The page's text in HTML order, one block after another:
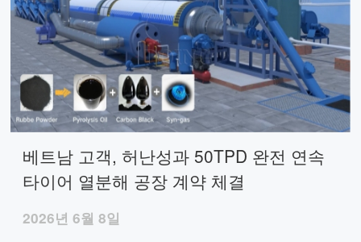
베트남 고객, 허난성과 50TPD 완전 연속
타이어 열분해 공장 계약 체결
2026년 6월 8일